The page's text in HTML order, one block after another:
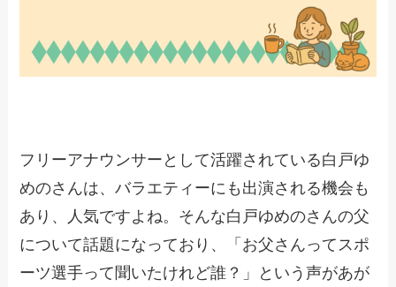
フリーアナウンサーとして活躍されている白戸ゆ
めのさんは、バラエティーにも出演される機会も
あり、人気ですよね。そんな白戸ゆめのさんの父
について話題になっており、「お父さんってスポ
ーツ選手って聞いたけれど誰？」という声があが